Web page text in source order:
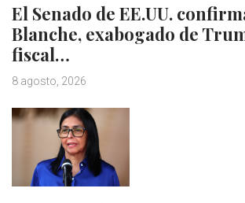
El Senado de EE.UU.
Blanche, exabogado de
fiscal…
8 agosto, 2026